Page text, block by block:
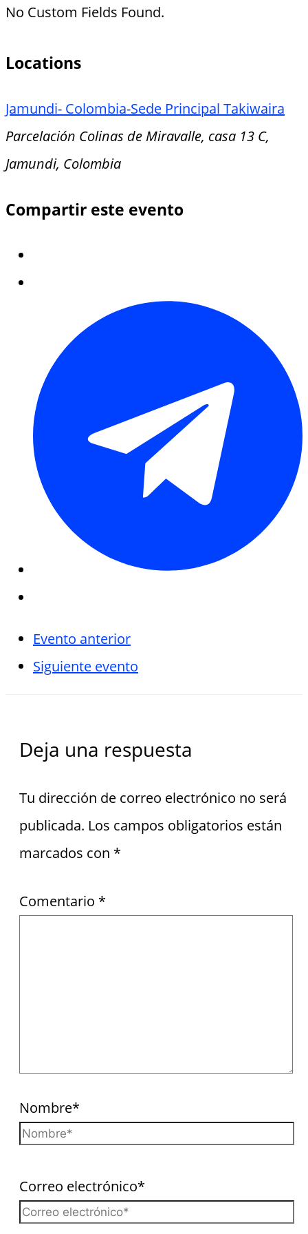
No Custom Fields Found.
Locations
Jamundi- Colombia-Sede Principal Takiwaira
Parcelación Colinas de Miravalle, casa 13 C,
Jamundi, Colombia
Compartir este evento
Evento anterior
Siguiente evento
Deja una respuesta
Tu dirección de correo electrónico no será
publicada. Los campos obligatorios están
marcados con *
Comentario *
Nombre*
Correo electrónico*